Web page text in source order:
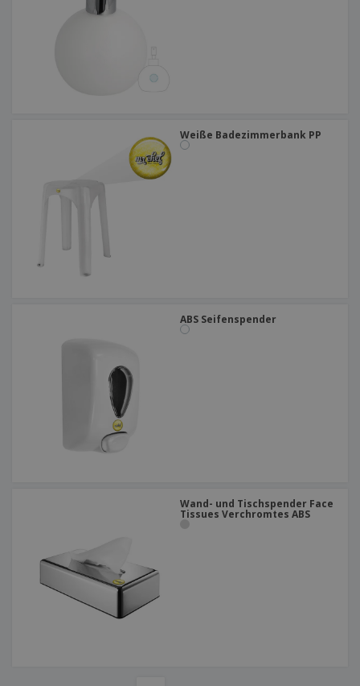
Weiße Badezimmerbank PP
ABS Seifenspender
Wand- und Tischspender Face
Tissues Verchromtes ABS